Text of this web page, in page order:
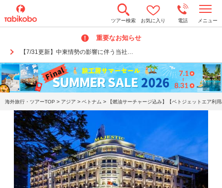
ツアー検索 お気に入り 電話 メニュー
重要なお知らせ
【7/31更新】中東情勢の影響に伴う当社…
o
n
a
v
i
g
a
t
海外旅行・ツアーTOP > アジア > ベトナム > 【燃油サーチャージ込み】【ベトジェットエア